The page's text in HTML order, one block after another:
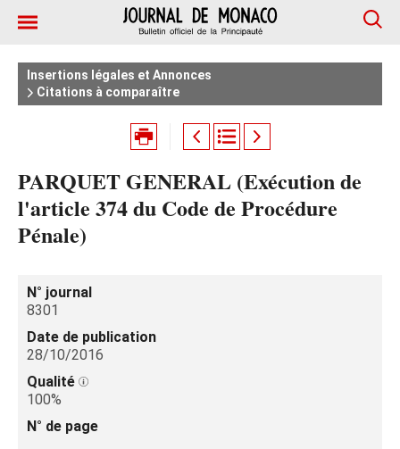
Insertions légales et Annonces
Citations à comparaître
PARQUET GENERAL (Exécution de
l'article 374 du Code de Procédure
Pénale)
N° journal
8301
Date de publication
28/10/2016
Qualité
100%
N° de page